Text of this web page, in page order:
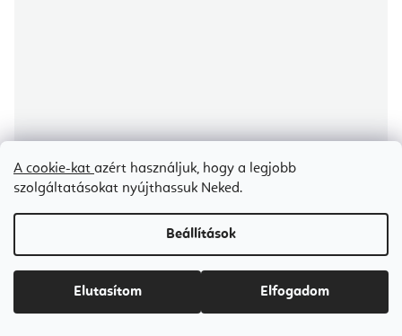
A cookie-kat azért használjuk, hogy a legjobb
szolgáltatásokat nyújthassuk Neked.
Beállítások
Elutasítom Elfogadom
Innwell Etera alumínium Reformer – fehér
Árajánlat igénylése